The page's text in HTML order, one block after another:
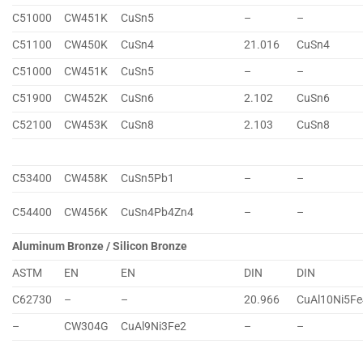
C51000
CW451K CuSn5 –
–
C51100
CW450K CuSn4 21.016
CuSn4
C51000
CW451K CuSn5 –
–
C51900
CW452K CuSn6 2.102
CuSn6
C52100
CW453K CuSn8 2.103 CuSn8
C53400 CW458K CuSn5Pb1 – –
C54400 CW456K CuSn4Pb4Zn4 – –
Aluminum Bronze / Silicon Bronze
ASTM
EN EN DIN
DIN
C62730
– – 20.966
–
CW304G CuAl9Ni3Fe2 –
–